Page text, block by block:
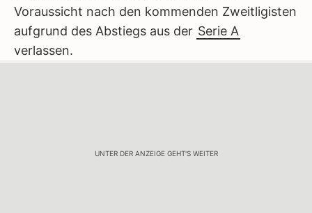
Voraussicht nach den kommenden Zweitligisten
aufgrund des Abstiegs aus der Serie A
verlassen.
UNTER DER ANZEIGE GEHT'S WEITER